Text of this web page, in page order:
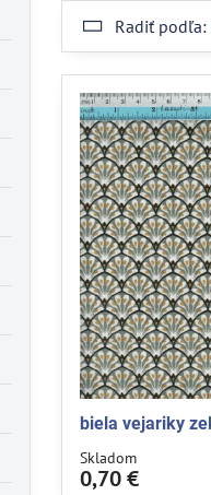
Radiť podľa:
biela vejariky
Skladom
0,70 €